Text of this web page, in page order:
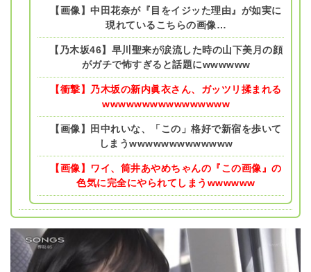
【画像】中田花奈が『目をイジッた理由』が如実に
現れているこちらの画像…
【乃木坂46】早川聖来が涙流した時の山下美月の顔
がガチで怖すぎると話題にwwwwww
【衝撃】乃木坂の新内眞衣さん、ガッツリ揉まれる
wwwwwwwwwwwwwwww
【画像】田中れいな、「この」格好で新宿を歩いて
しまうwwwwwwwwwwwww
【画像】ワイ、筒井あやめちゃんの『この画像』の
色気に完全にやられてしまうwwwwww